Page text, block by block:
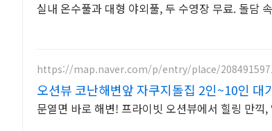
실내 온수풀과 대형 야외풀, 두 수영장 무료. 돌담
https://map.naver.com/p/entry/place/
오션뷰 코난해변앞 자쿠지돌집 2인~10인 대
문열면 바로 해변! 프라이빗 오션뷰에서 힐링 만